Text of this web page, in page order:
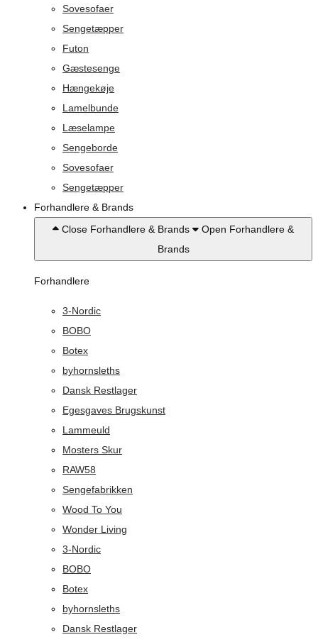
Sovesofaer
Sengetæpper
Futon
Gæstesenge
Hængekøje
Lamelbunde
Læselampe
Sengeborde
Sovesofaer
Sengetæpper
Forhandlere & Brands
Close Forhandlere & Brands
Open Forhandlere &
Brands
Forhandlere
3-Nordic
BOBO
Botex
byhornsleths
Dansk Restlager
Egesgaves Brugskunst
Lammeuld
Mosters Skur
RAW58
Sengefabrikken
Wood To You
Wonder Living
3-Nordic
BOBO
Botex
byhornsleths
Dansk Restlager